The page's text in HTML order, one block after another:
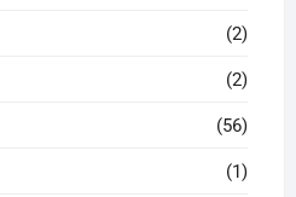
(2)
(2)
(56)
(1)